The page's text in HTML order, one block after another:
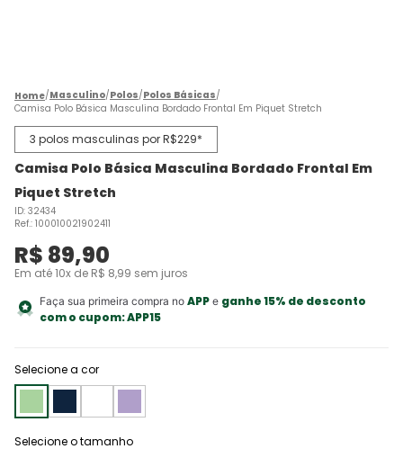
Masculino Polos Polos Básicas
Camisa Polo Básica Masculina Bordado Frontal Em Piquet Stretch
3 polos masculinas por R$229*
Camisa Polo Básica Masculina Bordado Frontal Em
Piquet Stretch
ID: 32434
Ref.: 100010021902411
R$ 89,90
Em até10x de R$ 8,99 sem juros
Faça sua primeira compra no APPe ganhe 15% de desconto
com o cupom:APP15
Selecione a cor